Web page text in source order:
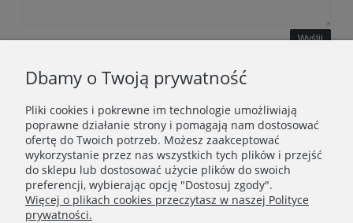
Wyślij
WAŻNE INFORMACJE
POLECANE STRONY
Dbamy o Twoją prywatność
Pliki cookies i pokrewne im technologie umożliwiają
poprawne działanie strony i pomagają nam dostosować
ofertę do Twoich potrzeb. Możesz zaakceptować
wykorzystanie przez nas wszystkich tych plików i przejść
do sklepu lub dostosować użycie plików do swoich
preferencji, wybierając opcję "Dostosuj zgody".
Więcej o plikach cookies przeczytasz w naszej Polityce
prywatności.